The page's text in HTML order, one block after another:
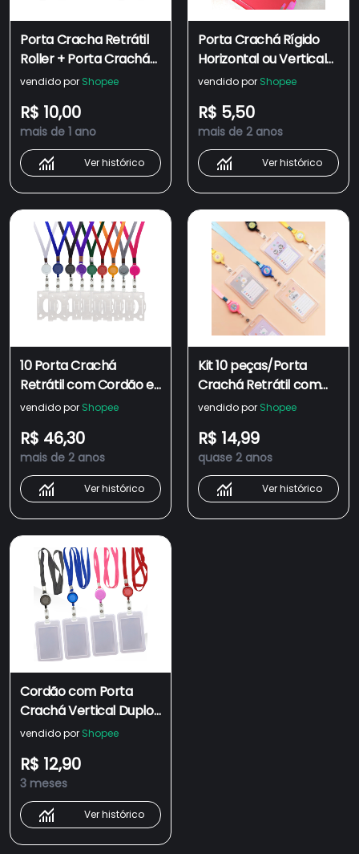
Porta Cracha Retrátil
Roller + Porta Crachá
Transparente
vendido por Shopee
R$ 10,00
mais de 1 ano
Ver histórico
Porta Crachá Rígido
Horizontal ou Vertical
Colorido
vendido por Shopee
R$ 5,50
mais de 2 anos
Ver histórico
10 Porta Crachá
Retrátil com Cordão e
Crachá Rígido
vendido por Shopee
R$ 46,30
mais de 2 anos
Ver histórico
Kit 10 peças/Porta
Crachá Retrátil com
Cordão e Crachá
Vertical
vendido por Shopee
R$ 14,99
quase 2 anos
Ver histórico
Cordão com Porta
Crachá Vertical Duplo
e Roller Retrátil
vendido por Shopee
R$ 12,90
3 meses
Ver histórico